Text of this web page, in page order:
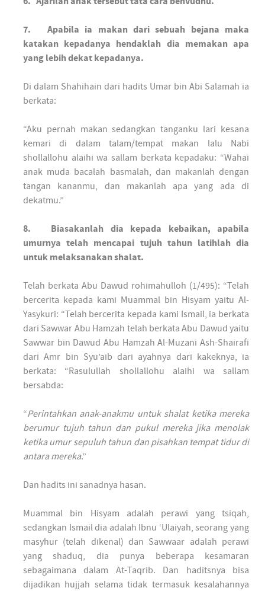
7. Apabila ia makan dari sebuah bejana maka
katakan kepadanya hendaklah dia memakan apa
yang lebih dekat kepadanya.
Di dalam Shahihain dari hadits Umar bin Abi Salamah ia
berkata:
“Aku pernah makan sedangkan tanganku lari kesana
kemari di dalam talam/tempat makan lalu Nabi
shollallohu alaihi wa sallam berkata kepadaku: “Wahai
anak muda bacalah basmalah, dan makanlah dengan
tangan kananmu, dan makanlah apa yang ada di
dekatmu.”
8. Biasakanlah dia kepada kebaikan, apabila
umurnya telah mencapai tujuh tahun latihlah dia
untuk melaksanakan shalat.
Telah berkata Abu Dawud rohimahulloh (1/495): “Telah
bercerita kepada kami Muammal bin Hisyam yaitu Al-
Yasykuri: “Telah bercerita kepada kami Ismail, ia berkata
dari Sawwar Abu Hamzah telah berkata Abu Dawud yaitu
Sawwar bin Dawud Abu Hamzah Al-Muzani Ash-Shairafi
dari Amr bin Syu’aib dari ayahnya dari kakeknya, ia
berkata: “Rasulullah shollallohu alaihi wa sallam
bersabda:
“Perintahkan anak-anakmu untuk shalat ketika mereka
berumur tujuh tahun dan pukul mereka jika menolak
ketika umur sepuluh tahun dan pisahkan tempat tidur di
antara mereka.”
Dan hadits ini sanadnya hasan.
Muammal bin Hisyam adalah perawi yang tsiqah,
sedangkan Ismail dia adalah Ibnu ‘Ulaiyah, seorang yang
masyhur (telah dikenal) dan Sawwaar adalah perawi
yang shaduq, dia punya beberapa kesamaran
sebagaimana dalam At-Taqrib. Dan haditsnya bisa
dijadikan hujjah selama tidak termasuk kesalahannya